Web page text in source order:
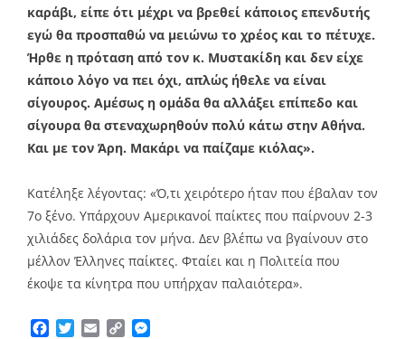
καράβι, είπε ότι μέχρι να βρεθεί κάποιος επενδυτής
εγώ θα προσπαθώ να μειώνω το χρέος και το πέτυχε.
Ήρθε η πρόταση από τον κ. Μυστακίδη και δεν είχε
κάποιο λόγο να πει όχι, απλώς ήθελε να είναι
σίγουρος. Αμέσως η ομάδα θα αλλάξει επίπεδο και
σίγουρα θα στεναχωρηθούν πολύ κάτω στην Αθήνα.
Και με τον Άρη. Μακάρι να παίζαμε κιόλας».
Κατέληξε λέγοντας: «Ό,τι χειρότερο ήταν που έβαλαν τον
7ο ξένο. Υπάρχουν Αμερικανοί παίκτες που παίρνουν 2-3
χιλιάδες δολάρια τον μήνα. Δεν βλέπω να βγαίνουν στο
μέλλον Έλληνες παίκτες. Φταίει και η Πολιτεία που
έκοψε τα κίνητρα που υπήρχαν παλαιότερα».
Facebook
TwitterEmailCopy